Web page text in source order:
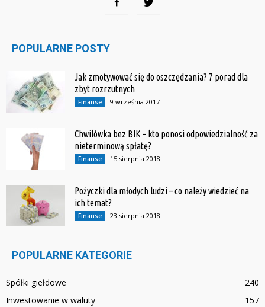
POPULARNE POSTY
Jak zmotywować się do oszczędzania? 7 porad dla
zbyt rozrzutnych
Finanse 9 września 2017
Chwilówka bez BIK – kto ponosi odpowiedzialność za
nieterminową spłatę?
Finanse 15 sierpnia 2018
Pożyczki dla młodych ludzi – co należy wiedzieć na
ich temat?
Finanse 23 sierpnia 2018
POPULARNE KATEGORIE
Spółki giełdowe
240
Inwestowanie w waluty
157